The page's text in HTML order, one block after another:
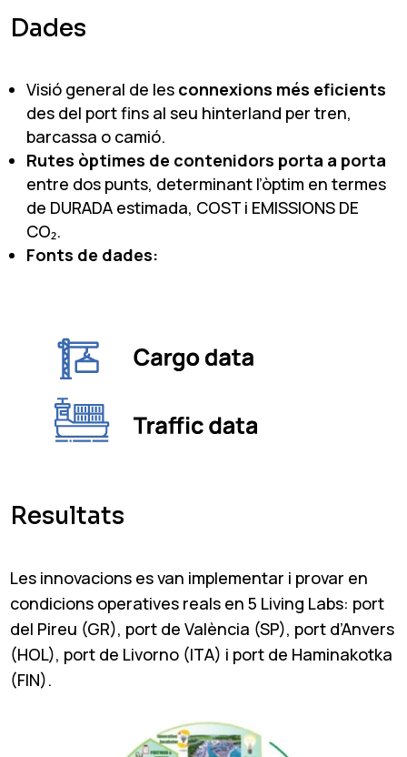
Dades
Visió general de les connexions més eficients
des del port fins al seu hinterland per tren,
barcassa o camió.
Rutes òptimes de contenidors porta a porta
entre dos punts, determinant l’òptim en termes
de DURADA estimada, COST i EMISSIONS DE
CO₂.
Fonts de dades:
Resultats
Les innovacions es van implementar i provar en
condicions operatives reals en 5 Living Labs: port
del Pireu (GR), port de València (SP), port d’Anvers
(HOL), port de Livorno (ITA) i port de Haminakotka
(FIN).